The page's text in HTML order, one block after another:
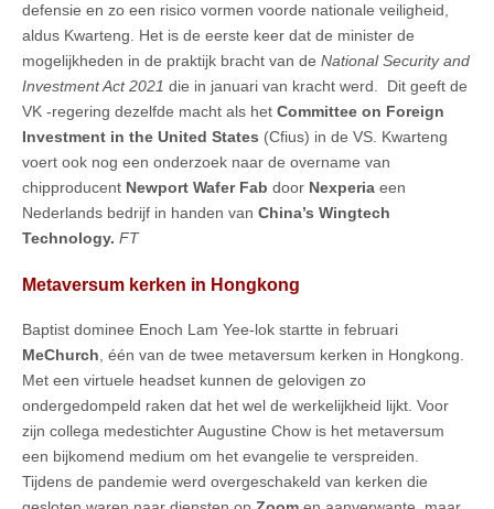
defensie en zo een risico vormen voorde nationale veiligheid,
aldus Kwarteng. Het is de eerste keer dat de minister de
mogelijkheden in de praktijk bracht van de National Security and
Investment Act 2021 die in januari van kracht werd. Dit geeft de
VK -regering dezelfde macht als het Committee on Foreign
Investment in the United States (Cfius) in de VS. Kwarteng
voert ook nog een onderzoek naar de overname van
chipproducent Newport Wafer Fab door Nexperia een
Nederlands bedrijf in handen van China’s Wingtech
Technology. FT
Metaversum kerken in Hongkong
Baptist dominee Enoch Lam Yee-lok startte in februari
MeChurch, één van de twee metaversum kerken in Hongkong.
Met een virtuele headset kunnen de gelovigen zo
ondergedompeld raken dat het wel de werkelijkheid lijkt. Voor
zijn collega medestichter Augustine Chow is het metaversum
een bijkomend medium om het evangelie te verspreiden.
Tijdens de pandemie werd overgeschakeld van kerken die